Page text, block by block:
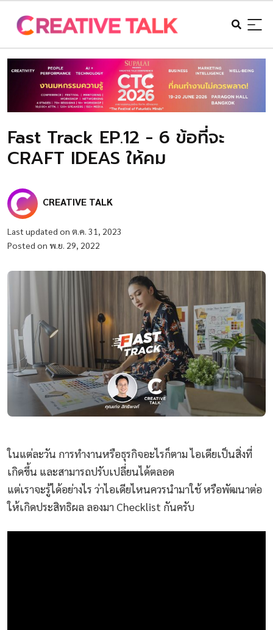
Fast Track EP.12 - 6 ข้อที่จะ
CRAFT IDEAS ให้คม
CREATIVE TALK
Last updated on ต.ค. 31, 2023
Posted on พ.ย. 29, 2022
ในแต่ละวัน การทำงานหรือธุรกิจอะไรก็ตาม ไอเดียเป็นสิ่งที่
เกิดขึ้น และสามารถปรับเปลี่ยนได้ตลอด
แต่เราจะรู้ได้อย่างไร ว่าไอเดียไหนควรนำมาใช้ หรือพัฒนาต่อ
ให้เกิดประสิทธิผล ลองมา Checklist กันครับ